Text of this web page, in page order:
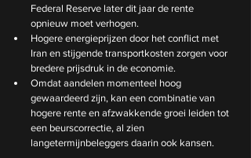
Federal Reserve later dit jaar de rente
opnieuw moet verhogen.
Hogere energieprijzen door het conflict met
Iran en stijgende transportkosten zorgen voor
bredere prijsdruk in de economie.
Omdat aandelen momenteel hoog
gewaardeerd zijn, kan een combinatie van
hogere rente en afzwakkende groei leiden tot
een beurscorrectie, al zien
langetermijnbeleggers daarin ook kansen.